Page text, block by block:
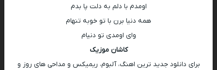
اومدم با دلم به دلت پا بدم
همه دنیا برن با تو خوبه تنهام
وای اومدی تو دنیام
کاشان موزیک
برای دانلود جدید ترین اهنگ، آلبوم، ریمیکس و مداحی های روز و